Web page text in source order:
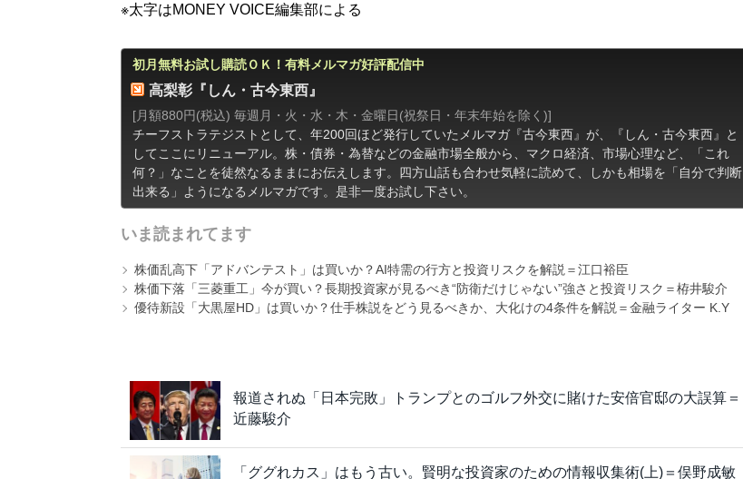
※太字はMONEY VOICE編集部による
初月無料お試し購読ＯＫ！有料メルマガ好評配信中
高梨彰『しん・古今東西』
[月額880円(税込) 毎週月・火・水・木・金曜日(祝祭日・年末年始を除く)]
チーフストラテジストとして、年200回ほど発行していたメルマガ『古今東西』が、『しん・古今東西』と
してここにリニューアル。株・債券・為替などの金融市場全般から、マクロ経済、市場心理など、「これ
何？」なことを徒然なるままにお伝えします。四方山話も合わせ気軽に読めて、しかも相場を「自分で判断
出来る」ようになるメルマガです。是非一度お試し下さい。
いま読まれてます
株価乱高下「アドバンテスト」は買いか？AI特需の行方と投資リスクを解説＝江口裕臣
株価下落「三菱重工」今が買い？長期投資家が見るべき“防衛だけじゃない”強さと投資リスク＝栫井駿介
優待新設「大黒屋HD」は買いか？仕手株説をどう見るべきか、大化けの4条件を解説＝金融ライター K.Y
報道されぬ「日本完敗」トランプとのゴルフ外交に賭けた安倍官邸の大誤算＝
近藤駿介
「ググれカス」はもう古い。賢明な投資家のための情報収集術(上)＝俣野成敏